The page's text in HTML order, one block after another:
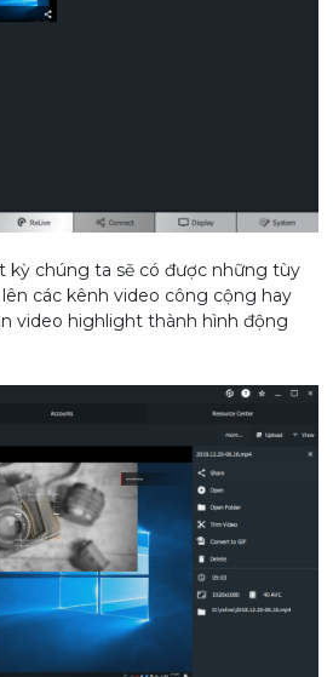
kỳ chúng ta sẽ có được những tùy
các kênh video công cộng hay
video highlight thành hình động